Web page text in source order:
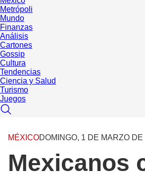
Metrópoli
Mundo
Finanzas
Análisis
Cartones
Gossip
Cultura
Tendencias
Ciencia y Salud
Turismo
Juegos
MÉXICODOMINGO, 1 DE MARZO DE
Mexicanos